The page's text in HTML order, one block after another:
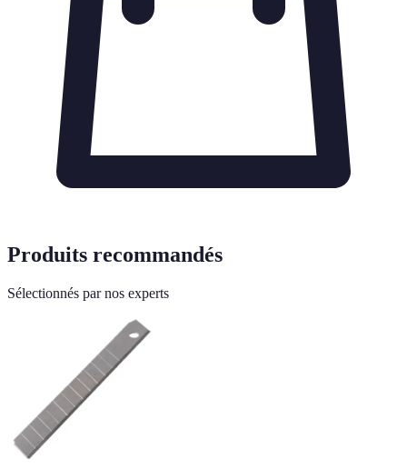
Produits recommandés
Sélectionnés par nos experts